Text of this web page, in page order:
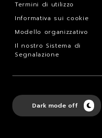
Termini di utilizzo
Informativa sui cookie
Modello organizzativo
Il nostro Sistema di
Segnalazione
Dark mode off